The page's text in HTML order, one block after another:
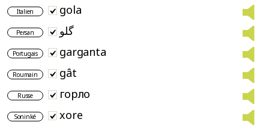
Italien gola
Persan گلو
Portugais garganta
Roumain gât
Russe горло
Soninké xore